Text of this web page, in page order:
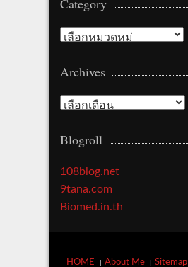
Category
C
t
g
r
Archives
A
c
i
v
e
Blogroll
108blog.net
9tana.com
Biomed.in.th
HOME About Me Sitemap